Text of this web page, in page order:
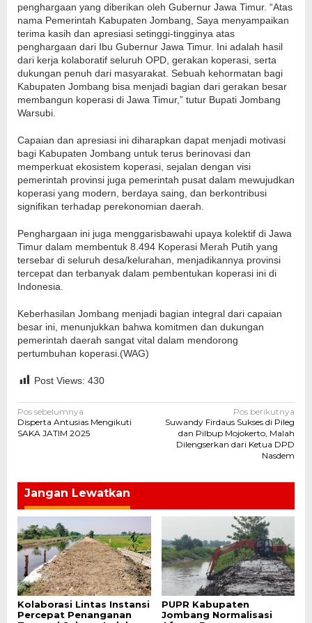
penghargaan yang diberikan oleh Gubernur Jawa Timur. “Atas
nama Pemerintah Kabupaten Jombang, Saya menyampaikan
terima kasih dan apresiasi setinggi-tingginya atas
penghargaan dari Ibu Gubernur Jawa Timur. Ini adalah hasil
dari kerja kolaboratif seluruh OPD, gerakan koperasi, serta
dukungan penuh dari masyarakat. Sebuah kehormatan bagi
Kabupaten Jombang bisa menjadi bagian dari gerakan besar
membangun koperasi di Jawa Timur,” tutur Bupati Jombang
Warsubi.
Capaian dan apresiasi ini diharapkan dapat menjadi motivasi
bagi Kabupaten Jombang untuk terus berinovasi dan
memperkuat ekosistem koperasi, sejalan dengan visi
pemerintah provinsi juga pemerintah pusat dalam mewujudkan
koperasi yang modern, berdaya saing, dan berkontribusi
signifikan terhadap perekonomian daerah.
Penghargaan ini juga menggarisbawahi upaya kolektif di Jawa
Timur dalam membentuk 8.494 Koperasi Merah Putih yang
tersebar di seluruh desa/kelurahan, menjadikannya provinsi
tercepat dan terbanyak dalam pembentukan koperasi ini di
Indonesia.
Keberhasilan Jombang menjadi bagian integral dari capaian
besar ini, menunjukkan bahwa komitmen dan dukungan
pemerintah daerah sangat vital dalam mendorong
pertumbuhan koperasi.(WAG)
Post Views: 430
Navigasi
pos
Pos sebelumnya
Disperta Antusias Mengikuti
SAKA JATIM 2025
Pos berikutnya
Suwandy Firdaus Sukses di Pileg
dan Pilbup Mojokerto, Malah
Dilengserkan dari Ketua DPD
Nasdem
Jangan Lewatkan
Kolaborasi Lintas Instansi
Percepat Penanganan
PUPR Kabupaten
Jombang Normalisasi